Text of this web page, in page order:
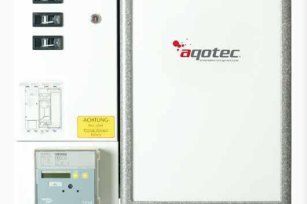
Regelung & Visualisierung aqo360°
aqotec Wohnungsstationen
Gebäudeautomation & Elektroarbeiten
Gebäudeautomation
Schaltschrankbau
Elektrinstallation & Verkabelung
Technischer Support